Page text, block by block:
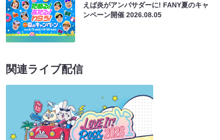
えば炎がアンバサダーに! FANY夏のキャ
ンペーン開催2026.08.05
関連ライブ配信